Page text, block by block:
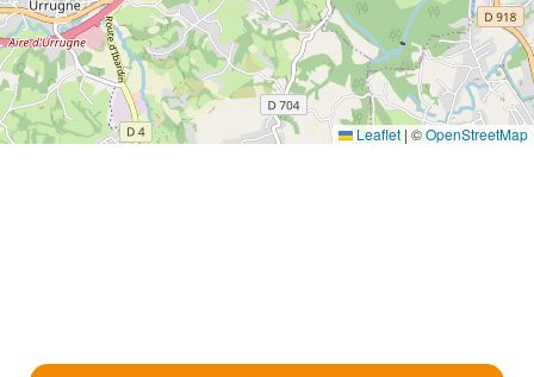
Leaflet | ©OpenStreetMap